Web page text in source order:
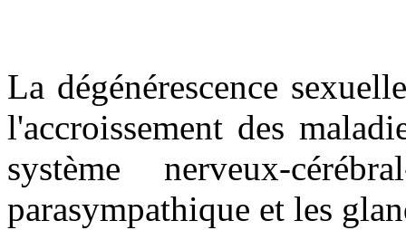
La dégénérescence
l'accroissement des
système nerveux-
parasympathique et les